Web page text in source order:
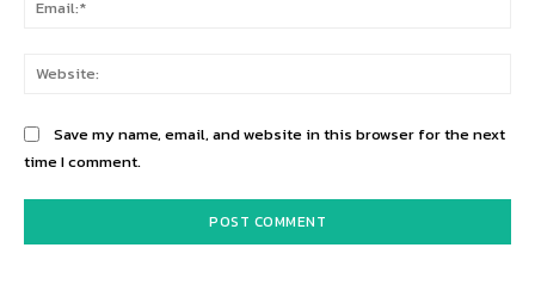
Save my name, email, and website in this browser for the next
time I comment.